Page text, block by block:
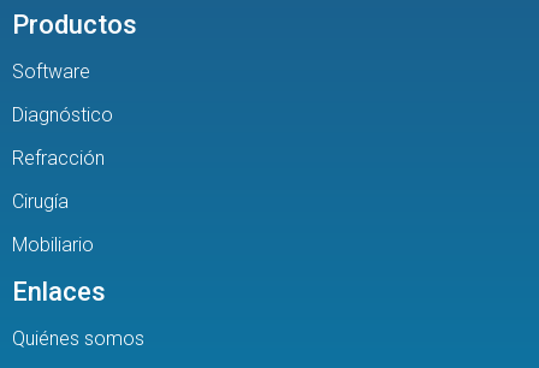
Productos
Software
Diagnóstico
Refracción
Cirugía
Mobiliario
Enlaces
Quiénes somos